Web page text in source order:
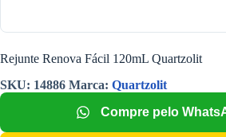
Rejunte Renova Fácil 120mL Quartzolit
SKU: 14886 Marca: Quartzolit
Compre pelo